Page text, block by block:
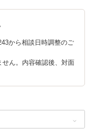
から相談日時調整のご
せん。内容確認後、対面